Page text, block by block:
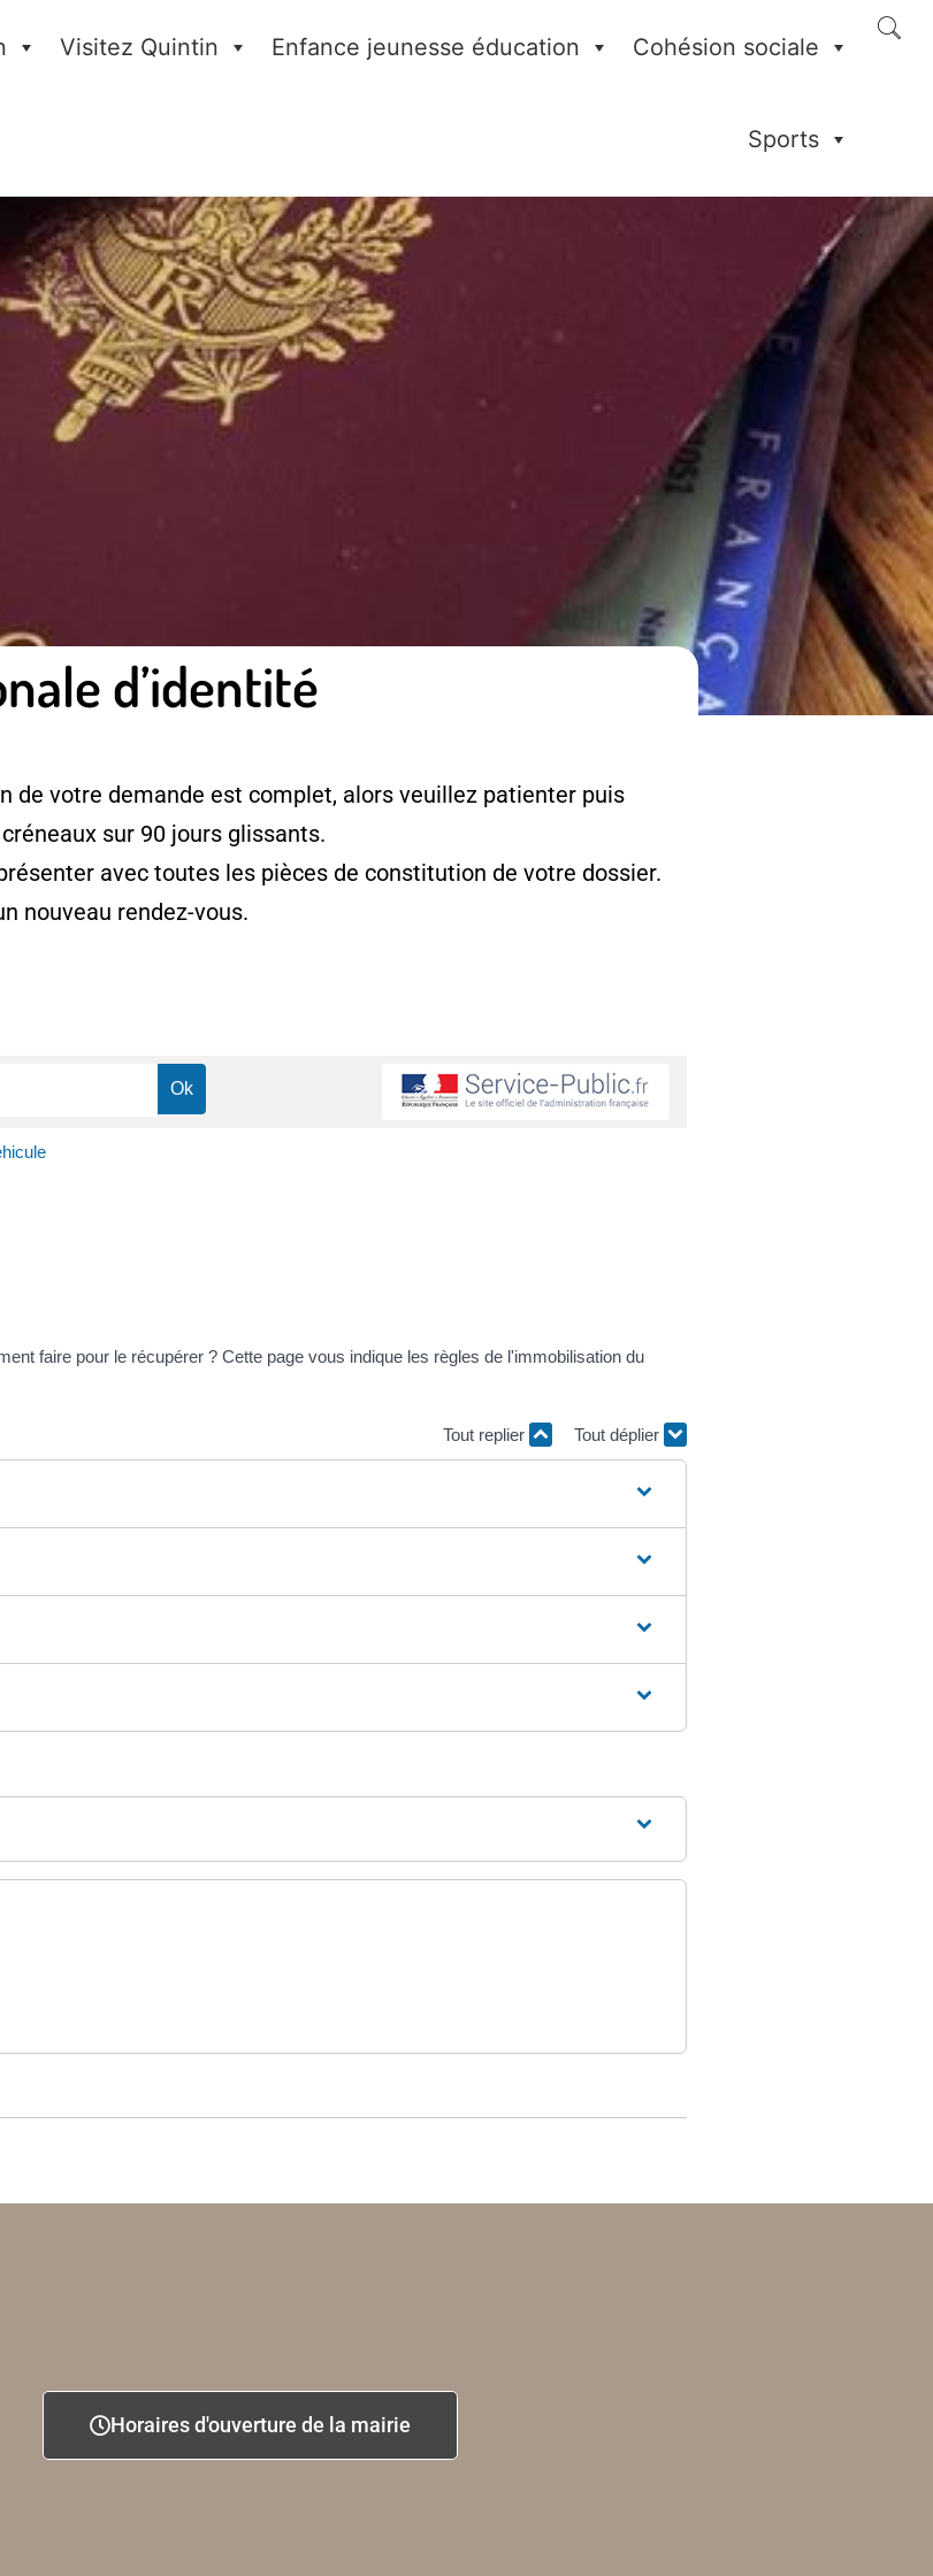
Visitez Quintin Enfance jeunesse éducation Cohésion sociale
Sports
d’identité
de votre demande est complet, alors veuillez patienter puis
sur 90 jours glissants.
avec toutes les pièces de constitution de votre dossier.
nouveau rendez-vous.
faire pour le récupérer ? Cette page vous indique les règles de l'immobilisation du
Tout replier Tout déplier
Horaires d'ouverture de la mairie